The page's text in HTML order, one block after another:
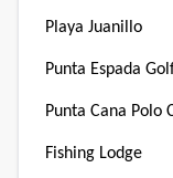
Playa Juanillo
Punta Espada
Punta Cana Polo
Fishing Lodge